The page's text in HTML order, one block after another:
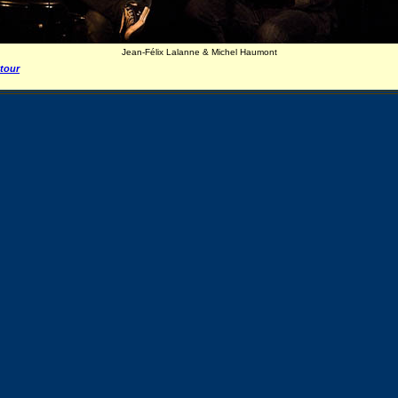
Jean-Félix Lalanne & Michel Haumont